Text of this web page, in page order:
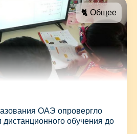
🐈 Общее
ОАЭ опровергло
обучения до